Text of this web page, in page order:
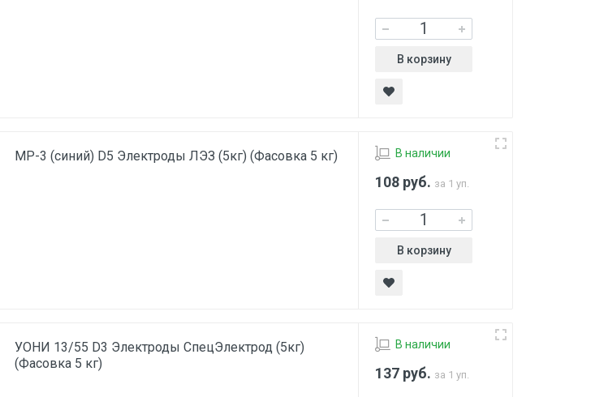
В корзину
МР-3 (синий) D5 Электроды ЛЭЗ (5кг) (Фасовка 5 кг) В наличии
108 руб. за 1 уп.
В корзину
УОНИ 13/55 D3 Электроды СпецЭлектрод (5кг)
(Фасовка 5 кг)
В наличии
137 руб. за 1 уп.